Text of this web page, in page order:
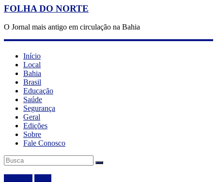
FOLHA DO NORTE
O Jornal mais antigo em circulação na Bahia
Início
Local
Bahia
Brasil
Educação
Saúde
Segurança
Geral
Edições
Sobre
Fale Conosco